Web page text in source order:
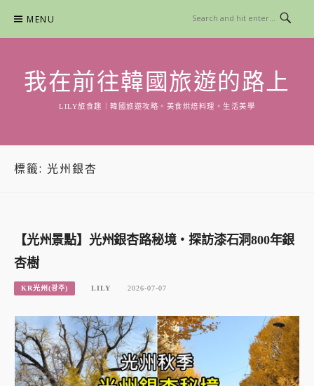
content
MENU
我在前往韓國旅遊的路上
LILY旅食趣｜韓國旅遊攻略。美食烘焙料理。生活美學
標籤: 光州銀杏
【光州景點】光州銀杏路秘境・探訪漆石洞800年銀
杏樹
KR光州(광주) LILY 2026-07-07